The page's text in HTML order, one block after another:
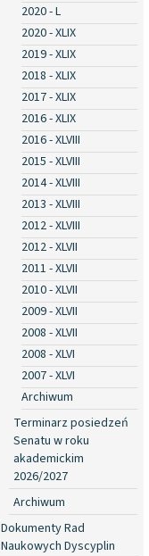
2020 - L
2020 - XLIX
2019 - XLIX
2018 - XLIX
2017 - XLIX
2016 - XLIX
2016 - XLVIII
2015 - XLVIII
2014 - XLVIII
2013 - XLVIII
2012 - XLVIII
2012 - XLVII
2011 - XLVII
2010 - XLVII
2009 - XLVII
2008 - XLVII
2008 - XLVI
2007 - XLVI
Archiwum
Terminarz posiedzeń
Senatu w roku
akademickim
2026/2027
Archiwum
Dokumenty Rad
Naukowych Dyscyplin